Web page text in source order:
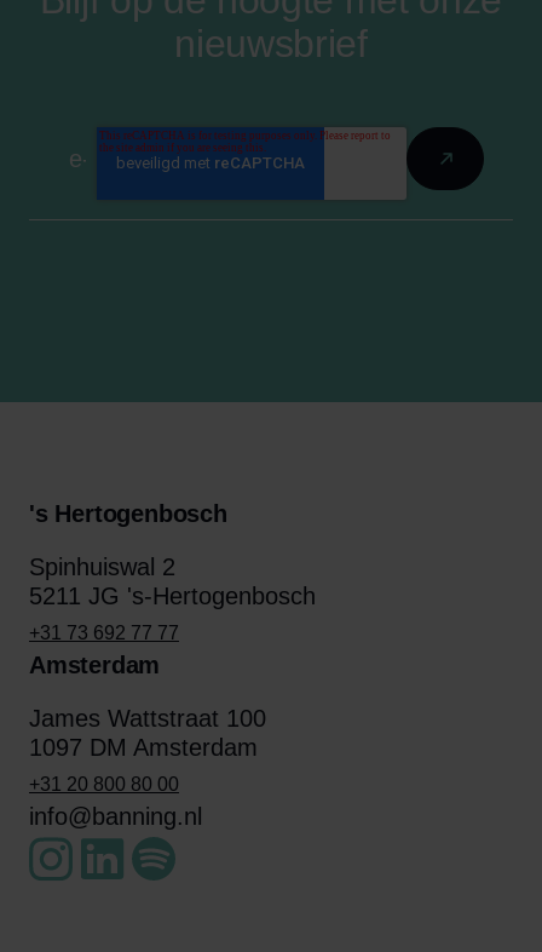
nieuwsbrief
's Hertogenbosch
Spinhuiswal 2
5211 JG 's-Hertogenbosch
+31 73 692 77 77
Amsterdam
James Wattstraat 100
1097 DM Amsterdam
+31 20 800 80 00
info@banning.nl